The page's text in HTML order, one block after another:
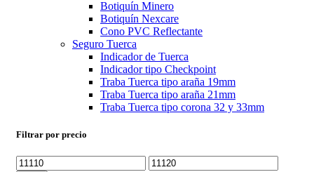
Botiquín Minero
Botiquín Nexcare
Cono PVC Reflectante
Seguro Tuerca
Indicador de Tuerca
Indicador tipo Checkpoint
Traba Tuerca tipo araña 19mm
Traba Tuerca tipo araña 21mm
Traba Tuerca tipo corona 32 y 33mm
Filtrar por precio